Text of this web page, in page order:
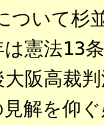
ついて杉
憲法13
阪高裁
見解を仰